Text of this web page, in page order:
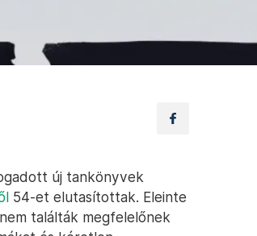
új tankönyvek
54-et elutasítottak. Eleinte
találták megfelelőnek